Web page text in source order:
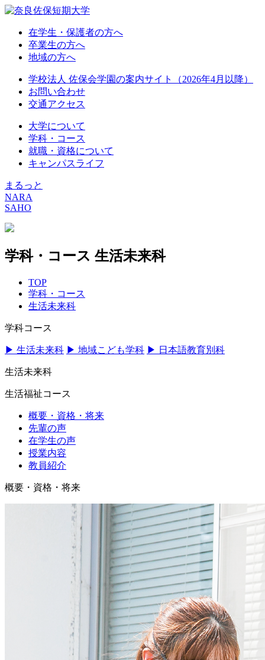
在学生・保護者の方へ
卒業生の方へ
地域の方へ
学校法人 佐保会学園の案内サイト（2026年4月以降）
お問い合わせ
交通アクセス
大学について
学科・コース
就職・資格について
キャンパスライフ
まるっと
NARA
SAHO
学科・コース 生活未来科
TOP
学科・コース
生活未来科
学科コース
▶ 生活未来科 ▶ 地域こども学科 ▶ 日本語教育別科
生活未来科
生活福祉コース
概要・資格・将来
先輩の声
在学生の声
授業内容
教員紹介
概要・資格・将来